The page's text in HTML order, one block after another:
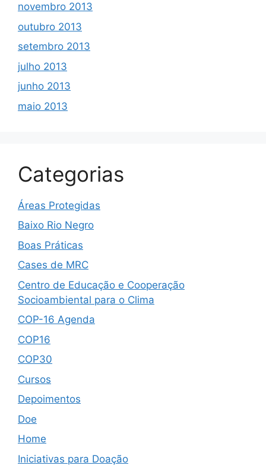
novembro 2013
outubro 2013
setembro 2013
julho 2013
junho 2013
maio 2013
Categorias
Áreas Protegidas
Baixo Rio Negro
Boas Práticas
Cases de MRC
Centro de Educação e Cooperação
Socioambiental para o Clima
COP-16 Agenda
COP16
COP30
Cursos
Depoimentos
Doe
Home
Iniciativas para Doação